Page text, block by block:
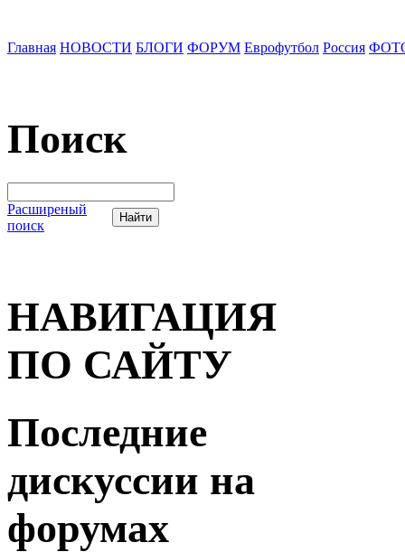
Главная НОВОСТИ БЛОГИ ФОРУМ Еврофутбол Россия
Поиск
Расширеный
поиск
НАВИГАЦИЯ
ПО САЙТУ
Последние
дискуссии на
форумах